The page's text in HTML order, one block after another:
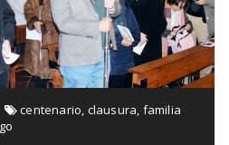
centenario, clausura, familia